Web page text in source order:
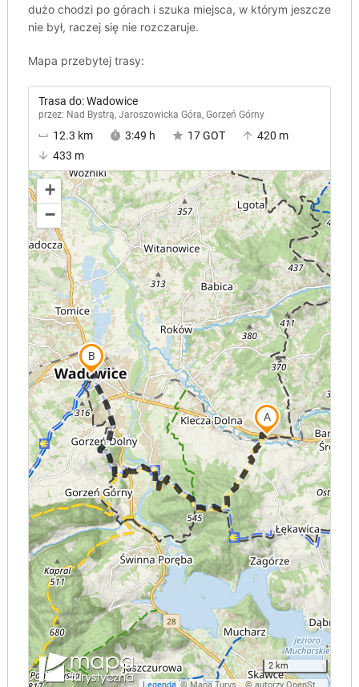
dużo chodzi po górach i szuka miejsca, w którym jeszcze
nie był, raczej się nie rozczaruje.
Mapa przebytej trasy: